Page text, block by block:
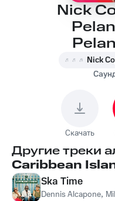
Nick
Скачать
Другие треки
Caribbean
Ska Time
Dennis Alcapone,